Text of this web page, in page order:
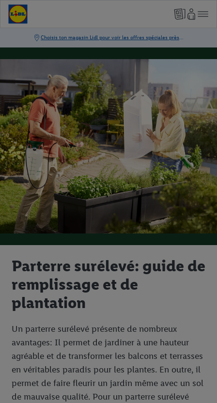
Parterre surélevé: guide de
remplissage et de
plantation
Un parterre surélevé présente de nombreux
avantages: Il permet de jardiner à une hauteur
agréable et de transformer les balcons et terrasses
en véritables paradis pour les plantes. En outre, il
permet de faire fleurir un jardin même avec un sol
de mauvaise qualité. Pour un parterre surélevé